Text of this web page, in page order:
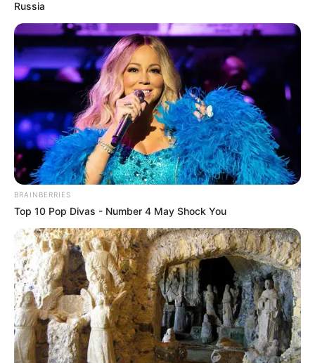
It’s Always Autumn
Creative Child
Russia
BRAINBERRIES
Top 10 Pop Divas - Number 4 May Shock You